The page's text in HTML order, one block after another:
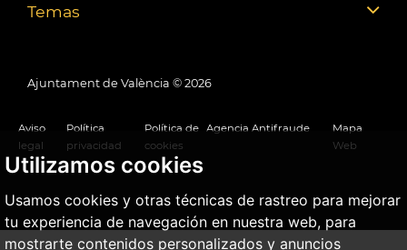
Utilizamos cookies
Usamos cookies y otras técnicas de rastreo para mejorar
tu experiencia de navegación en nuestra web, para
mostrarte contenidos personalizados y anuncios
Temas
Ajuntament de València © 2026
Aviso
legal
Política
privacidad
Política de
cookies
Agencia Antifraude
Mapa
Web